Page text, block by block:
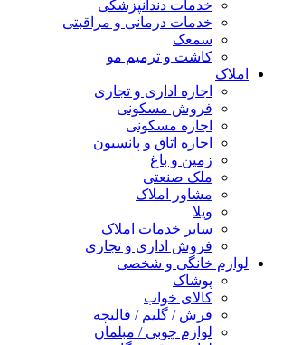
خدمات دندانپزشکی
خدمات درمانی و مراقبتی
سمعک
کاشت و ترمیم مو
املاک
اجاره اداری و تجاری
فروش مسکونی
اجاره مسکونی
اجاره اتاق و پانسیون
زمین و باغ
ملک صنعتی
مشاور املاک
ویلا
سایر خدمات املاک
فروش اداری و تجاری
لوازم خانگی و شخصی
پوشاک
کالای خواب
فرش / گلیم / قالیچه
لوازم چوبی / مبلمان